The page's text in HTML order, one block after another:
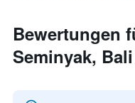
Bewertungen
Seminyak, Bali